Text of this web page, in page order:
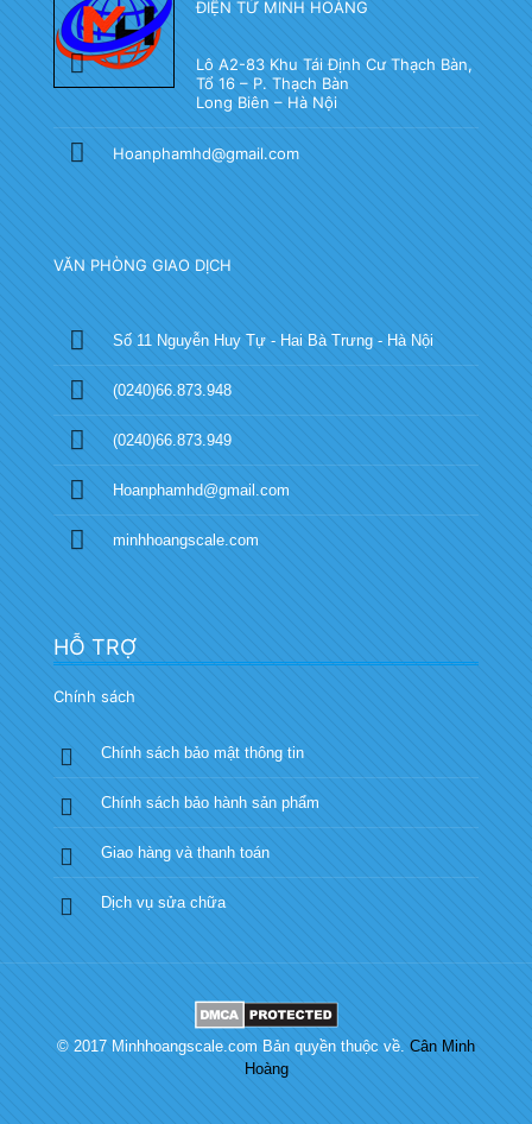
ĐIỆN TỬ MINH HOÀNG
Lô A2-83 Khu Tái Định Cư Thạch Bàn,
Tổ 16 – P. Thạch Bàn
Long Biên – Hà Nội
Hoanphamhd@gmail.com
VĂN PHÒNG GIAO DỊCH
Số 11 Nguyễn Huy Tự - Hai Bà Trưng - Hà Nội
(0240)66.873.948
(0240)66.873.949
Hoanphamhd@gmail.com
minhhoangscale.com
HỖ TRỢ
Chính sách
Chính sách bảo mật thông tin
Chính sách bảo hành sản phẩm
Giao hàng và thanh toán
Dịch vụ sửa chữa
© 2017 Minhhoangscale.com Bản quyền thuộc về. Cân Minh
Hoàng